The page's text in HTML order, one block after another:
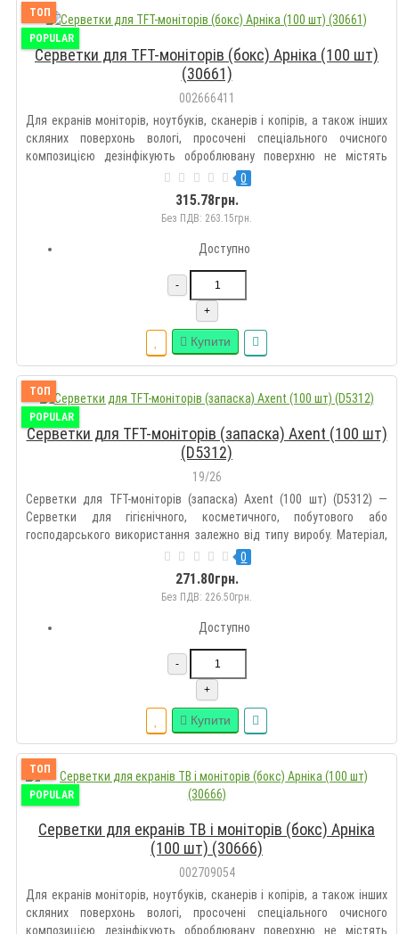
ТОП
POPULAR
Серветки для TFT-моніторів (бокс) Арніка (100 шт)
(30661)
002666411
Для екранів моніторів, ноутбуків, сканерів і копірів, а також інших
скляних поверхонь вологі, просочені спеціального очисного
композицією дезінфікують оброблювану поверхню не містять
спирту, безпечні для шкіри рук усувають статичну електрику розмір
серветки, 160х130 мм кількість в упаковці 100 шт уп..
0
315.78грн.
Без ПДВ: 263.15грн.
Доступно
-
+
Купити
ТОП
POPULAR
Серветки для TFT-моніторів (запаска) Axent (100 шт)
(D5312)
19/26
Серветки для TFT-моніторів (запаска) Axent (100 шт) (D5312) —
Серветки для гігієнічного, косметичного, побутового або
господарського використання залежно від типу виробу. Матеріал,
розмір, кількість, кількість шарів і наявність просочення зазначені
в назві товару та на упаковці. Для вологих серветок..
0
271.80грн.
Без ПДВ: 226.50грн.
Доступно
-
+
Купити
ТОП
POPULAR
Серветки для екранів ТВ і моніторів (бокс) Арніка
(100 шт) (30666)
002709054
Для екранів моніторів, ноутбуків, сканерів і копірів, а також інших
скляних поверхонь вологі, просочені спеціального очисного
композицією дезінфікують оброблювану поверхню не містять